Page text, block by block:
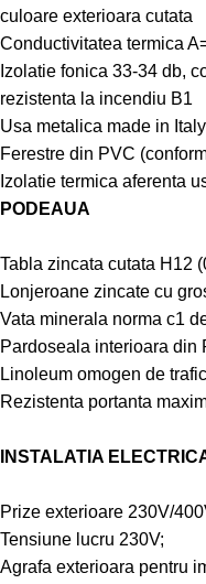
culoare exterioara cutata
Conductivitatea termica
Izolatie fonica 33-34 db,
rezistenta la incendiu B1
Usa metalica made in
Ferestre din PVC
Izolatie termica aferenta
PODEAUA
Tabla zincata cutata H12
Lonjeroane zincate cu
Vata minerala norma c1
Pardoseala interioara din
Linoleum omogen de
Rezistenta portanta
INSTALATIA
Prize exterioare 230V/
Tensiune lucru 230V;
Agrafa exterioara pentru